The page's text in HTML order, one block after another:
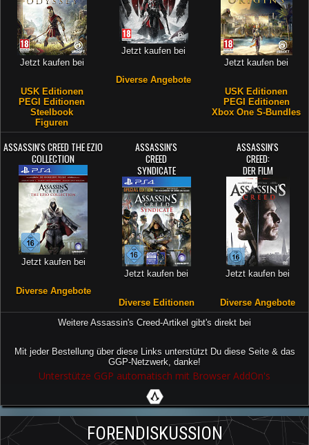
Jetzt kaufen bei
USK Editionen
PEGI Editionen
Steelbook
Figuren
Jetzt kaufen bei
Diverse Angebote
Jetzt kaufen bei
USK Editionen
PEGI Editionen
Xbox One S-Bundles
ASSASSIN'S CREED THE EZIO
COLLECTION
Jetzt kaufen bei
Diverse Angebote
ASSASSIN'S
CREED
SYNDICATE
Jetzt kaufen bei
Diverse Editionen
ASSASSIN'S
CREED:
DER FILM
Jetzt kaufen bei
Diverse Angebote
Weitere Assassin's Creed-Artikel gibt's direkt bei
Mit jeder Bestellung über diese Links unterstützt Du diese Seite & das
GGP-Netzwerk, danke!
Unterstütze GGP automatisch mit Browser AddOn's
FORENDISKUSSION